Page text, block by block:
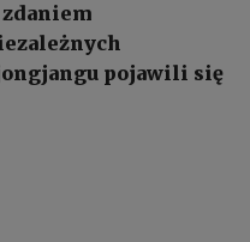
pojawili się